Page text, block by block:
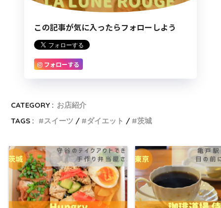
この記事が気に入ったらフォローしよう
フォローする
CATEGORY : お店紹介
TAGS :
スイーツ ダイエット 茨城